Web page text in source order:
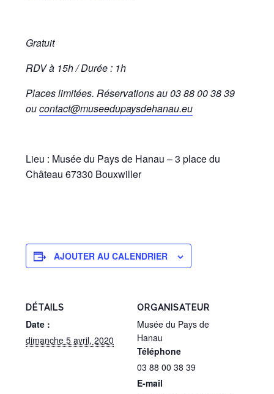
Gratuit
RDV à 15h / Durée : 1h
Places limitées. Réservations au 03 88 00 38 39
oucontact@museedupaysdehanau.eu
Lieu : Musée du Pays de Hanau – 3 place du
Château 67330 Bouxwiller
AJOUTER AU CALENDRIER
DÉTAILS
Date :
dimanche 5 avril, 2020
ORGANISATEUR
Musée du Pays de
Hanau
Téléphone
03 88 00 38 39
E-mail